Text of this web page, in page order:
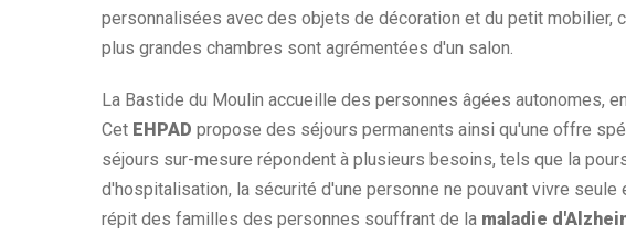
personnalisées avec des objets de décoration et du petit mobilier,
plus grandes chambres sont agrémentées d'un salon.
La Bastide du Moulin accueille des personnes âgées autonomes,
Cet EHPAD propose des séjours permanents ainsi qu'une offre
séjours sur-mesure répondent à plusieurs besoins, tels que la
d'hospitalisation, la sécurité d'une personne ne pouvant vivre seule
répit des familles des personnes souffrant de la maladie